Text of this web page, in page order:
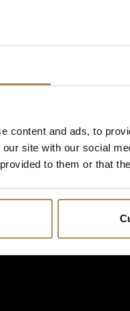
content and ads, to
site with our social
to them or that
du gir oss, og at vi
om vår praksis for